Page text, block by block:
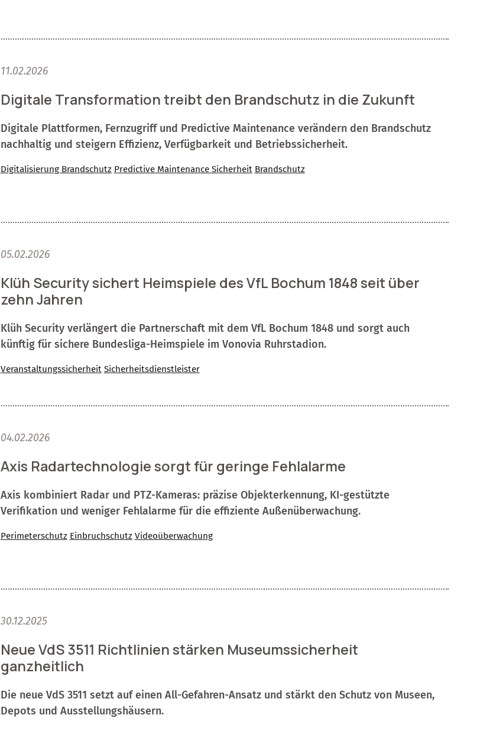
11.02.2026
Digitale Transformation treibt den Brandschutz in die Zukunft
Digitale Plattformen, Fernzugriff und Predictive Maintenance verändern den Brandschutz
nachhaltig und steigern Effizienz, Verfügbarkeit und Betriebssicherheit.
Digitalisierung Brandschutz Predictive Maintenance Sicherheit Brandschutz
05.02.2026
Klüh Security sichert Heimspiele des VfL Bochum 1848 seit über
zehn Jahren
Klüh Security verlängert die Partnerschaft mit dem VfL Bochum 1848 und sorgt auch
künftig für sichere Bundesliga-Heimspiele im Vonovia Ruhrstadion.
Veranstaltungssicherheit Sicherheitsdienstleister
04.02.2026
Axis Radartechnologie sorgt für geringe Fehlalarme
Axis kombiniert Radar und PTZ-Kameras: präzise Objekterkennung, KI-gestützte
Verifikation und weniger Fehlalarme für die effiziente Außenüberwachung.
Perimeterschutz Einbruchschutz Videoüberwachung
30.12.2025
Neue VdS 3511 Richtlinien stärken Museumssicherheit
ganzheitlich
Die neue VdS 3511 setzt auf einen All-Gefahren-Ansatz und stärkt den Schutz von Museen,
Depots und Ausstellungshäusern.